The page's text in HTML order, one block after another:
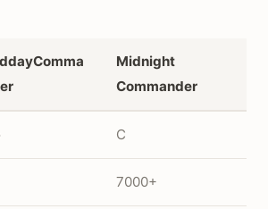
Midnight
Commander
C
7000+